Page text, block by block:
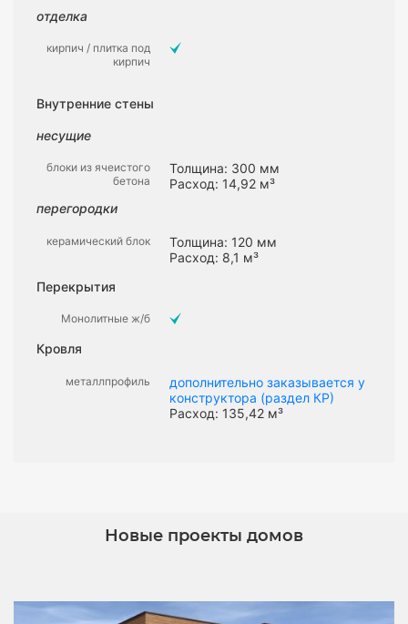
отделка
кирпич / плитка под
кирпич
Внутренние стены
несущие
блоки из ячеистого
бетона
Толщина: 300 мм
Расход: 14,92 м³
перегородки
керамический блок
Толщина: 120 мм
Расход: 8,1 м³
Перекрытия
Монолитные ж/б
Кровля
металлпрофиль
дополнительно заказывается у
конструктора (раздел КР)
Расход: 135,42 м³
Новые проекты домов